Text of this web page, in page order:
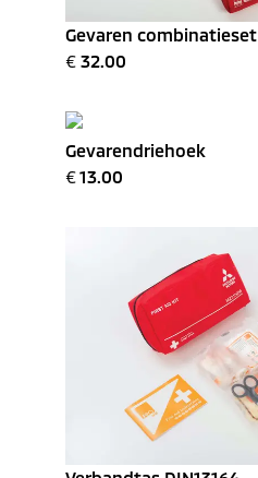
Gevaren combinatieset
€ 32.00
Gevarendriehoek
€13.00